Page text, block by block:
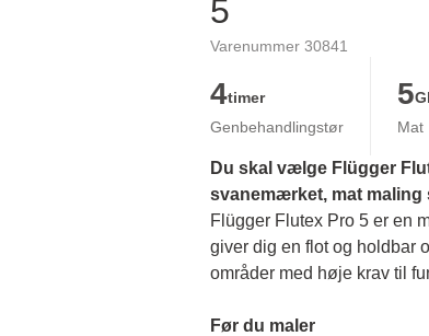
5
Varenummer 30841
4timer
Genbehandlingstør
5
Mat
Du skal vælge Flügger
svanemærket, mat
Flügger Flutex Pro 5 er en
giver dig en flot og holdbar
områder med høje krav til
Før du maler